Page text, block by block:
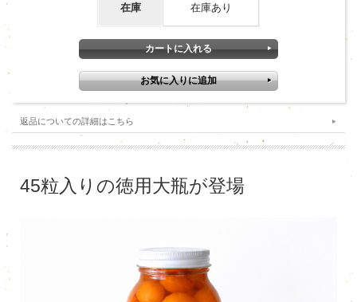
在庫 在庫あり
返品についての詳細はこちら
45粒入りの徳用大瓶が登場